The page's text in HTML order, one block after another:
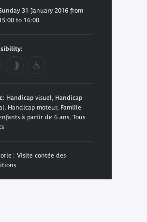
31 January 2016 from
to 16:00
Handicap visuel, Handicap
Handicap moteur, Famille
à partir de 6 ans, Tous
: Visite contée des